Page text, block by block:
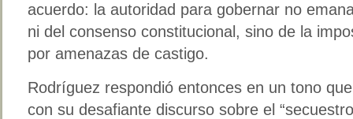
acuerdo: la autoridad para gobernar no
ni del consenso constitucional, sino de la
por amenazas de castigo.
Rodríguez respondió entonces en un tono
con su desafiante discurso sobre el